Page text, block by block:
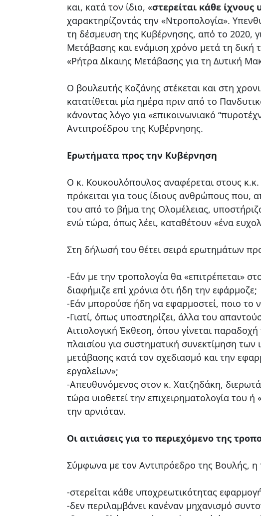
και, κατά τον ίδιο, «στερείται κάθε
χαρακτηρίζοντάς την «Ντροπολογία».
τη δέσμευση της Κυβέρνησης, από το 2020,
Μετάβασης και ενάμιση χρόνο μετά τη δική
«Ρήτρα Δίκαιης Μετάβασης για τη Δυτική
Ο βουλευτής Κοζάνης στέκεται και στη
κατατίθεται μία ημέρα πριν από το
κάνοντας λόγο για «επικοινωνιακό
Αντιπροέδρου της Κυβέρνησης.
Ερωτήματα προς την Κυβέρνηση
Ο κ. Κουκουλόπουλος αναφέρεται στους
πρόκειται για τους ίδιους ανθρώπους που,
του από το βήμα της Ολομέλειας,
ενώ τώρα, όπως λέει, καταθέτουν «ένα
Στη δήλωσή του θέτει σειρά ερωτημάτων
-Εάν με την τροπολογία θα «επιτρέπεται»
διαφήμιζε επί χρόνια ότι ήδη την εφάρμοζε;
-Εάν μπορούσε ήδη να εφαρμοστεί, ποιο το
-Γιατί, όπως υποστηρίζει, άλλα του
Αιτιολογική Έκθεση, όπου γίνεται
πλαισίου για συστηματική συνεκτίμηση
μετάβασης κατά τον σχεδιασμό και την
εργαλείων»;
-Απευθυνόμενος στον κ. Χατζηδάκη,
τώρα υιοθετεί την επιχειρηματολογία του
την αρνιόταν.
Οι αιτιάσεις για το περιεχόμενο της
Σύμφωνα με τον Αντιπρόεδρο της Βουλής, η
-στερείται κάθε υποχρεωτικότητας
-δεν περιλαμβάνει κανέναν μηχανισμό